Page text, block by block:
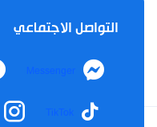
اتصل بنا
من نحن
التواصل الاجتماعي
Messenger
TikTok